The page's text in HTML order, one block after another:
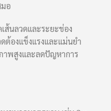
อ
ส้นลวดและระยะช่อง
ต้องแข็งแรงและแม่นยำ
าพสูงและลดปัญหาการ